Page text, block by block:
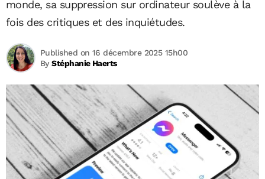
monde, sa suppression sur ordinateur soulève à la
fois des critiques et des inquiétudes.
ByStéphanie Haerts
Published on 16 décembre 2025 15h00